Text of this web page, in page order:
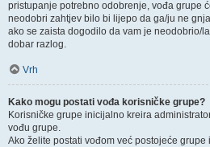
pristupanje potrebno odobrenje, vođa grupe
neodobri zahtjev bilo bi lijepo da ga/ju ne
ako se zaista dogodilo da vam je neodobrio/
dobar razlog.
Vrh
Kako mogu postati vođa korisničke grupe?
Korisničke grupe inicijalno kreira
vođu grupe.
Ako želite postati vođom već postojeće